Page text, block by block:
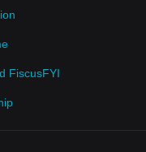
FiscusFYI